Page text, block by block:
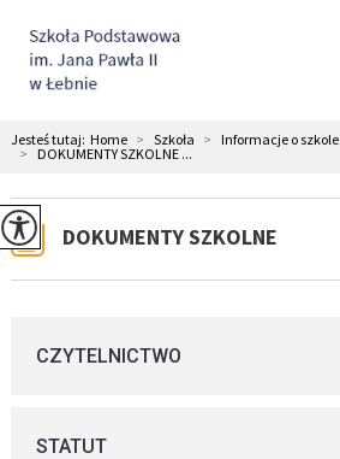
Jesteś tutaj: Home > Szkoła >
Informacje o szkole
>
DOKUMENTY SZKOLNE ...
DOKUMENTY SZKOLNE
CZYTELNICTWO
STATUT